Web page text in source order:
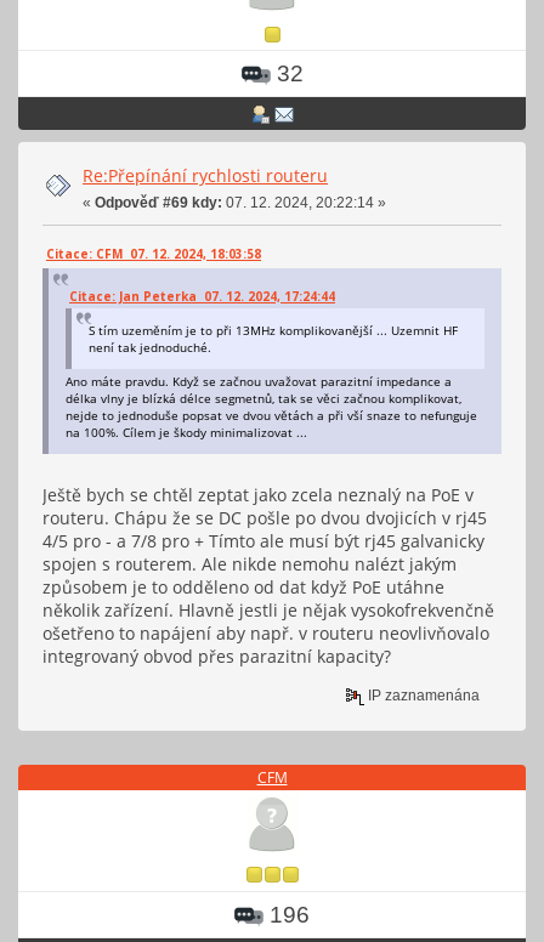
32
Re:Přepínání rychlosti routeru
« Odpověď #69 kdy: 07. 12. 2024, 20:22:14 »
Citace: CFM 07. 12. 2024, 18:03:58
Citace: Jan Peterka 07. 12. 2024, 17:24:44
S tím uzeměním je to při 13MHz komplikovanější ... Uzemnit HF
není tak jednoduché.
Ano máte pravdu. Když se začnou uvažovat parazitní impedance a
délka vlny je blízká délce segmetnů, tak se věci začnou komplikovat,
nejde to jednoduše popsat ve dvou větách a při vší snaze to nefunguje
na 100%. Cílem je škody minimalizovat ...
Ještě bych se chtěl zeptat jako zcela neznalý na PoE v
routeru. Chápu že se DC pošle po dvou dvojicích v rj45
4/5 pro - a 7/8 pro + Tímto ale musí být rj45 galvanicky
spojen s routerem. Ale nikde nemohu nalézt jakým
způsobem je to odděleno od dat když PoE utáhne
několik zařízení. Hlavně jestli je nějak vysokofrekvenčně
ošetřeno to napájení aby např. v routeru neovlivňovalo
integrovaný obvod přes parazitní kapacity?
IP zaznamenána
CFM
196